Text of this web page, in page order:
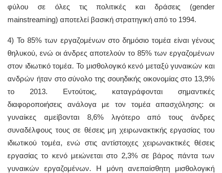
φύλου σε όλες τις πολιτικές και δράσεις (gender
mainstreaming) αποτελεί βασική στρατηγική από το 1994.
4) Το 85% των εργαζομένων στο δημόσιο τομέα είναι γένους
θηλυκού, ενώ οι άνδρες αποτελούν το 85% των εργαζομένων
στον ιδιωτικό τομέα. Το μισθολογικό κενό μεταξύ γυναικών και
ανδρών ήταν στο σύνολο της σουηδικής οικονομίας στο 13,9%
το 2013. Εντούτοις, καταγράφονται σημαντικές
διαφοροποιήσεις ανάλογα με τον τομέα απασχόλησης: οι
γυναίκες αμείβονται 8,6% λιγότερο από τους άνδρες
συναδέλφους τους σε θέσεις μη χειρωνακτικής εργασίας του
ιδιωτικού τομέα, ενώ στις αντίστοιχες χειρωνακτικές θέσεις
εργασίας το κενό μειώνεται στο 2,3% σε βάρος πάντα των
γυναικών εργαζομένων. Η μόνη ανεπαίσθητη μισθολογική